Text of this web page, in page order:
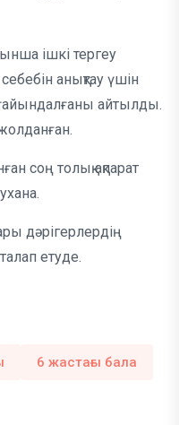
ішкі тергеу
анықтау үшін
айтылды.
соң толық ақпарат
дәрігерлердің
етуде.
6 жастағы бала